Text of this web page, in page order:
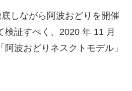
しながら阿波おどりを開催
検証すべく、2020 年 11 月
阿波おどりネスクトモデル」